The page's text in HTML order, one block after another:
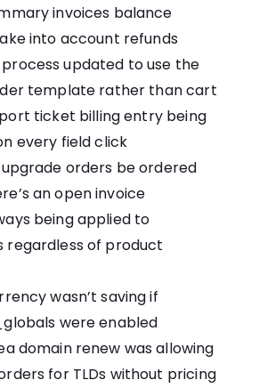
invoices balance
into account refunds
updated to use the
template rather than cart
ticket billing entry being
every field click
upgrade orders be ordered
an open invoice
being applied to
regardless of product
wasn’t saving if
were enabled
domain renew was allowing
for TLDs without pricing